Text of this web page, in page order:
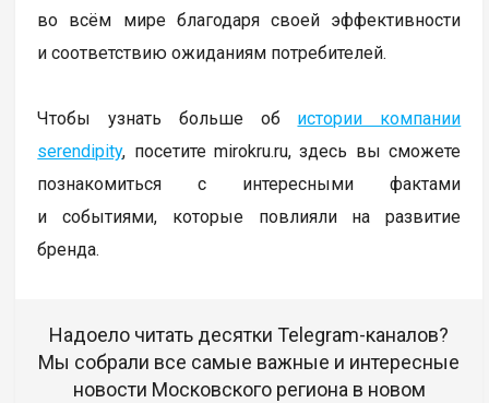
во всём мире благодаря своей эффективности
и соответствию ожиданиям потребителей.
Чтобы узнать больше об истории компании
serendipity, посетите mirokru.ru, здесь вы сможете
познакомиться с интересными фактами
и событиями, которые повлияли на развитие
бренда.
Надоело читать десятки Telegram-каналов?
Мы собрали все самые важные и интересные
новости Московского региона в новом